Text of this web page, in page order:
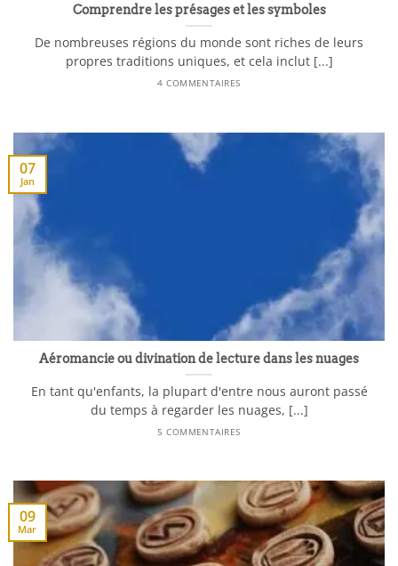
Comprendre les présages et les symboles
De nombreuses régions du monde sont riches de leurs
propres traditions uniques, et cela inclut [...]
4 COMMENTAIRES
Aéromancie ou divination de lecture dans les nuages
En tant qu'enfants, la plupart d'entre nous auront passé
du temps à regarder les nuages, [...]
5 COMMENTAIRES
07
Jan
09
Mar